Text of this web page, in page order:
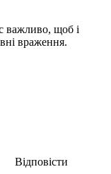
важливо, щоб і
враження.
Відповісти